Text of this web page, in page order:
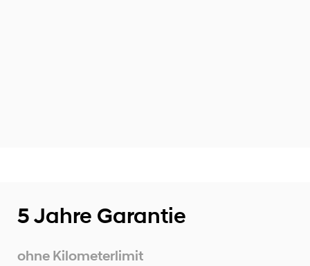
5 Jahre Garantie
ohne Kilometerlimit